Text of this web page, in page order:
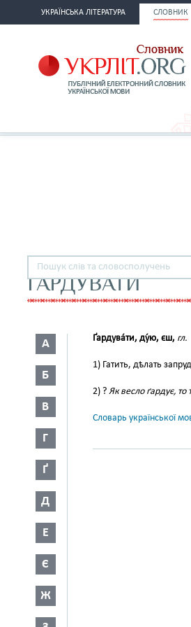
УКРАЇНСЬКА ЛІТЕРАТУРА СЛОВНИК
ҐАРДУВАТИ
А
Б
В
Г
Ґ
Д
Е
Є
Ж
Ґардува́ти, ду́ю, єш, гл.
1) Гатить, дѣлать
2) ? Як весло ґардує,
Словарь української